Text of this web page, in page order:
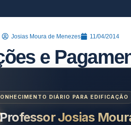
Josias Moura de Menezes 11/04/2014
e
DIÁRIO PARA EDIFICAÇÃO
Josias